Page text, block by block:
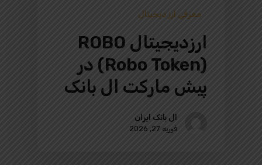
معرفی ارز دیجیتال
ارزدیجیتال ROBO
(Robo Token) در
پیش‌ مارکت ال بانک
ال بانک ایران
فوریه 27, 2026